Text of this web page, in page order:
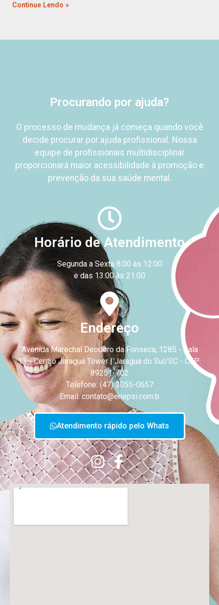
Continue Lendo »
Procurando por ajuda?
O processo de mudança já começa quando você
decide procurar por ajuda profissional. Nossa
equipe de profissionais multidisciplinar
proporcionará maior acessibilidade à promoção e
prevenção da sua saúde mental.
Horário de Atendimento
Segunda a Sexta 8:00 às 12:00
e das 13:00 às 21:00
Endereço
Avenida Marechal Deodoro da Fonseca, 1285 - Sala
13 - Centro Jaraguá Tower | Jaraguá do Sul/SC - CEP:
89251-702
Telefone: (47) 3055-0657
Email: contato@enepsi.com.b
Atendimento rápido pelo Whats